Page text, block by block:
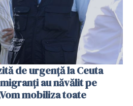
de urgență la Ceuta
au năvălit pe
mobiliza toate